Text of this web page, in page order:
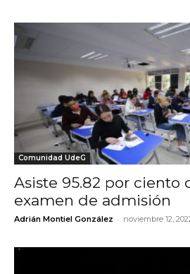
Comunidad UdeG
Asiste 95.82 por ciento
examen de admisión
Adrián Montiel González - noviembre 12,